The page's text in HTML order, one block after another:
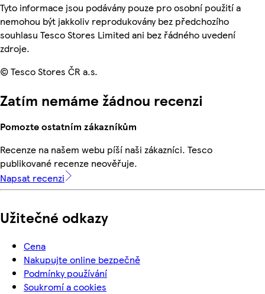
Tyto informace jsou podávány pouze pro osobní použití a
nemohou být jakkoliv reprodukovány bez předchozího
souhlasu Tesco Stores Limited ani bez řádného uvedení
zdroje.
© Tesco Stores ČR a.s.
Zatím nemáme žádnou recenzi
Pomozte ostatním zákazníkům
Recenze na našem webu píší naši zákazníci. Tesco
publikované recenze neověřuje.
Napsat recenzi
Užitečné odkazy
Cena
Nakupujte online bezpečně
Podmínky používání
Soukromí a cookies